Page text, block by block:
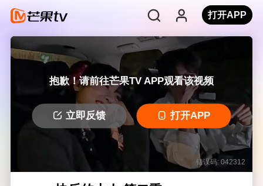
打开APP
抱歉！请前往芒果TV APP观看该视频
立即反馈 打开APP
错误码: 042312